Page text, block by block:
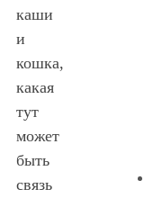
каши
и
кошка,
какая
тут
может
быть
связь